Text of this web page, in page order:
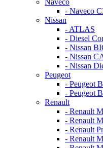
Naveco
- Naveco
Nissan
- ATLAS
- Diesel
- Nissan
- Nissan
- Nissan
Peugeot
- Peugeot
- Peugeot
Renault
- Renault
- Renault
- Renault
- Renault